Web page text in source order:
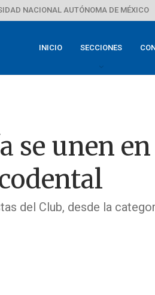
NACIONAL AUTÓNOMA DE MÉXICO
INICIO SECCIONES
se unen en
del Club, desde la